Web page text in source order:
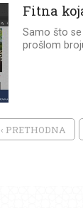
Fitna
Samo što
prošlom
‹ PRETHODNA